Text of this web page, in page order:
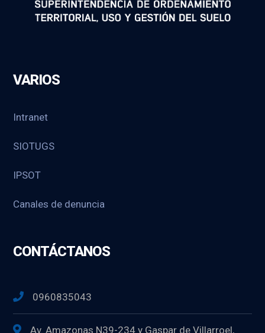
VARIOS
Intranet
SIOTUGS
IPSOT
Canales de denuncia
CONTÁCTANOS
0960835043
Av. Amazonas N39-234 y Gaspar de Villarroel,